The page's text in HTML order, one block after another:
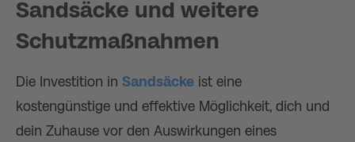
Sandsäcke und weitere
Schutzmaßnahmen
Die Investition in Sandsäcke ist eine
kostengünstige und effektive Möglichkeit, dich und
dein Zuhause vor den Auswirkungen eines